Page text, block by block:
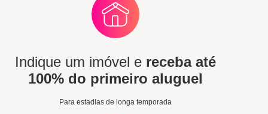
Indique um imóvel e receba até
100% do primeiro aluguel
Para estadias de longa temporada